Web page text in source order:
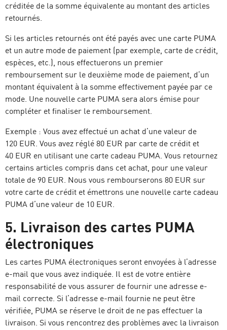
créditée de la somme équivalente au montant des articles
retournés.
Si les articles retournés ont été payés avec une carte PUMA
et un autre mode de paiement (par exemple, carte de crédit,
espèces, etc.), nous effectuerons un premier
remboursement sur le deuxième mode de paiement, d’un
montant équivalent à la somme effectivement payée par ce
mode. Une nouvelle carte PUMA sera alors émise pour
compléter et finaliser le remboursement.
Exemple : Vous avez effectué un achat d’une valeur de
120 EUR. Vous avez réglé 80 EUR par carte de crédit et
40 EUR en utilisant une carte cadeau PUMA. Vous retournez
certains articles compris dans cet achat, pour une valeur
totale de 90 EUR. Nous vous rembourserons 80 EUR sur
votre carte de crédit et émettrons une nouvelle carte cadeau
PUMA d’une valeur de 10 EUR.
5. Livraison des cartes PUMA
électroniques
Les cartes PUMA électroniques seront envoyées à l’adresse
e-mail que vous avez indiquée. Il est de votre entière
responsabilité de vous assurer de fournir une adresse e-
mail correcte. Si l’adresse e-mail fournie ne peut être
vérifiée, PUMA se réserve le droit de ne pas effectuer la
livraison. Si vous rencontrez des problèmes avec la livraison